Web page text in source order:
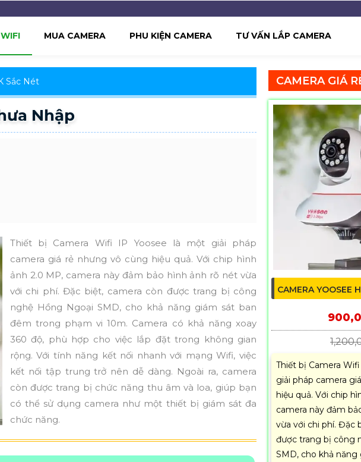
MUA CAMERA PHU KIỆN CAMERA TƯ VẤN LẮP CAMERA
Sắc Nét
Nhập
Thiết bị Camera Wifi IP Yoosee là một giải pháp
camera giá rẻ nhưng vô cùng hiệu quả. Với chip hình
ảnh 2.0 MP, camera này đảm bảo hình ảnh rõ nét vừa
với chi phí. Đặc biệt, camera còn được trang bị công
nghệ Hồng Ngoại SMD, cho khả năng giám sát ban
đêm trong phạm vi 10m. Camera có khả năng xoay
360 độ, phù hợp cho việc lắp đặt trong không gian
rộng. Với tính năng kết nối nhanh với mạng Wifi, việc
kết nối tập trung trở nên dễ dàng. Ngoài ra, camera
còn được trang bị chức năng thu âm và loa, giúp bạn
có thể sử dụng camera như một thiết bị giám sát đa
chức năng.
CAMERA GIÁ
CAMERA YOOSEE
Thiết bị Camera
giải pháp camera
hiệu quả. Với chip
camera này đảm
vừa với chi phí. Đặc
được trang bị công
SMD, cho khả